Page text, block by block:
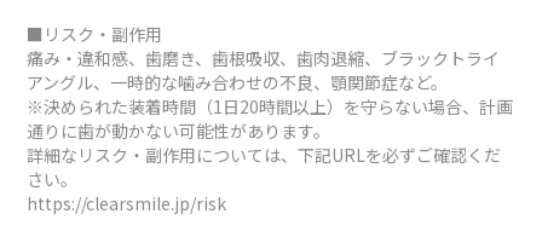
■リスク・副作用
痛み・違和感、歯磨き、歯根吸収、歯肉退縮、ブラックトライ
アングル、一時的な噛み合わせの不良、顎関節症など。
※決められた装着時間（1日20時間以上）を守らない場合、計画
通りに歯が動かない可能性があります。
詳細なリスク・副作用については、下記URLを必ずご確認くだ
さい。
https://clearsmile.jp/risk